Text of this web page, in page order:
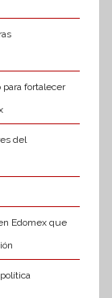
fortalecer
del
Edomex que